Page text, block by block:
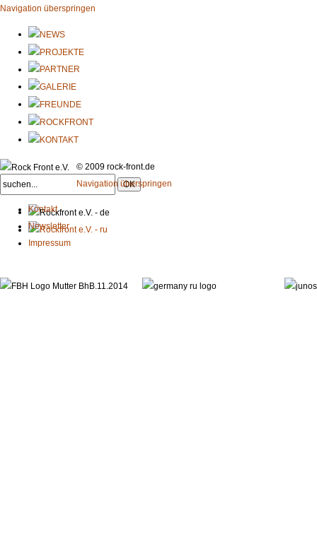
Navigation überspringen
© 2009 rock-front.de
Navigation überspringen
Kontakt
Newsletter
Impressum